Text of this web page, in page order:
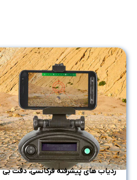
ردیاب‌ های پیشرفته فرکانسی، دقت بی‌